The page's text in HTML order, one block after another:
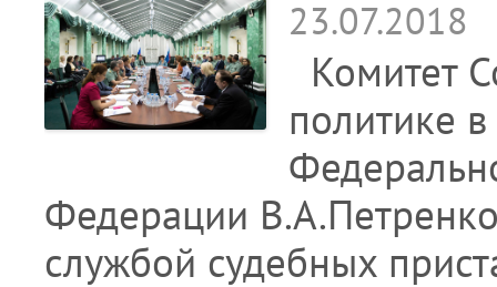
23.07.2018
Комитет
политике
Федерации
службой судебных